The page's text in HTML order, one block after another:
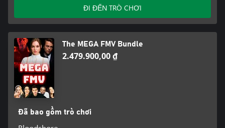
ĐI ĐẾN TRÒ CHƠI
The MEGA FMV Bundle
2.479.900,00 ₫
Đã bao gồm trò chơi